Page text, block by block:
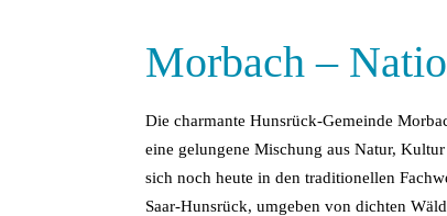
Morbach –
Die charmante Hunsrück-Gemeinde
eine gelungene Mischung aus Natur,
sich noch heute in den traditionellen
Saar-Hunsrück, umgeben von dichten